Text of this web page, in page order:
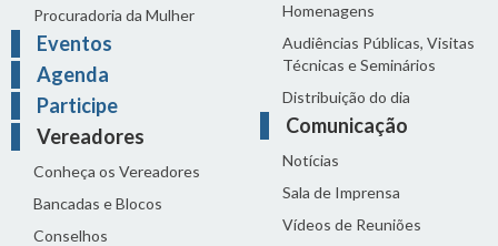
Procuradoria da Mulher
Eventos
Agenda
Participe
Vereadores
Conheça os Vereadores
Bancadas e Blocos
Conselhos
Homenagens
Audiências Públicas, Visitas
Técnicas e Seminários
Distribuição do dia
Comunicação
Notícias
Sala de Imprensa
Vídeos de Reuniões